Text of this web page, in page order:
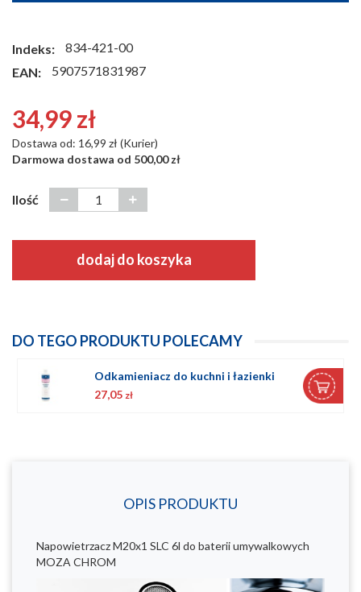
Indeks:
834-421-00
EAN:
5907571831987
34,99 zł
Dostawa od: 16,99 zł (Kurier)
Darmowa dostawa od 500,00 zł
Ilość
dodaj do koszyka
DO TEGO PRODUKTU POLECAMY
Odkamieniacz do kuchni i łazienki
27,05 zł
OPIS PRODUKTU
Napowietrzacz M20x1 SLC 6l do baterii umywalkowych
MOZA CHROM